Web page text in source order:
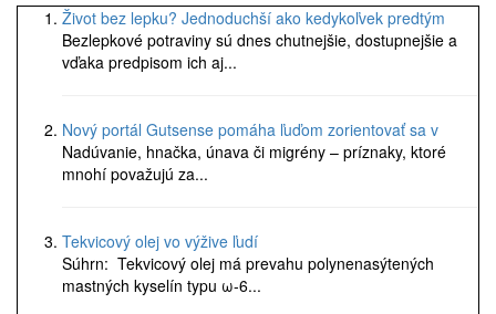
Život bez lepku? Jednoduchší ako kedykoľvek predtým
Bezlepkové potraviny sú dnes chutnejšie, dostupnejšie a
vďaka predpisom ich aj...
Nový portál Gutsense pomáha ľuďom zorientovať sa v
Nadúvanie, hnačka, únava či migrény – príznaky, ktoré
mnohí považujú za...
Tekvicový olej vo výžive ľudí
Súhrn: Tekvicový olej má prevahu polynenasýtených
mastných kyselín typu ω-6...